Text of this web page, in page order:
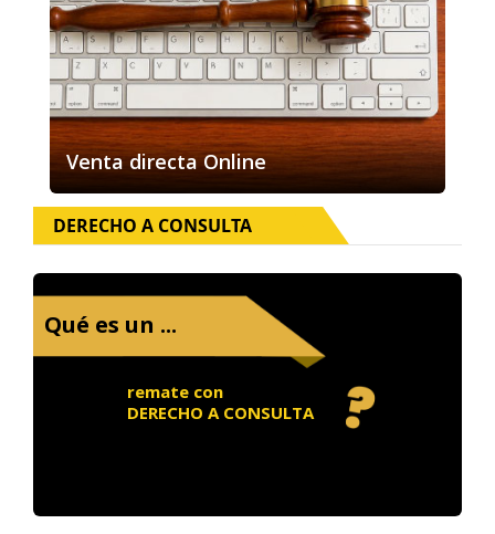
Venta directa Online
DERECHO A CONSULTA
Qué es un ...
remate con
DERECHO A CONSULTA